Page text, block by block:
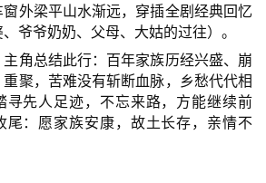
外梁平山水渐远，穿插全剧经典回忆
爷爷奶奶、父母、大姑的过往）。
主角总结此行：百年家族历经兴盛、崩
聚，苦难没有斩断血脉，乡愁代代相
寻先人足迹，不忘来路，方能继续前
尾：愿家族安康，故土长存，亲情不